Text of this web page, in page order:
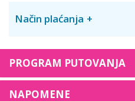
Način plaćanja
PROGRAM PUTOVANJA
NAPOMENE